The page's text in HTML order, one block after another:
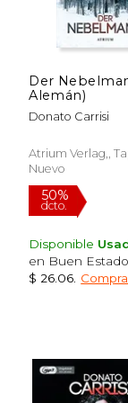
Der
Alemán)
Donato Carrisi
Atrium Verlag,,
Nuevo
Disponible
en Buen
$ 26.06